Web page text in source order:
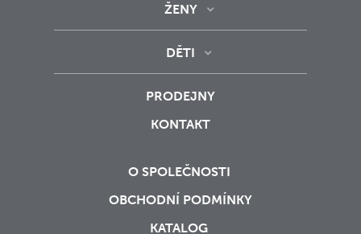
ŽENY
DĚTI
PRODEJNY
KONTAKT
O SPOLEČNOSTI
OBCHODNÍ PODMÍNKY
KATALOG